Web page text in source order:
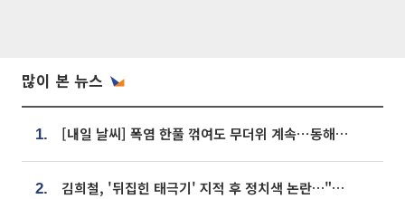
많이 본 뉴스
1. [내일 날씨] 폭염 한풀 꺾여도 무더위 계속⋯동해안 이틀 연속 비
2. 김희철, '뒤집힌 태극기' 지적 후 정치색 논란…"좌우 떠나 우리나라 국기"